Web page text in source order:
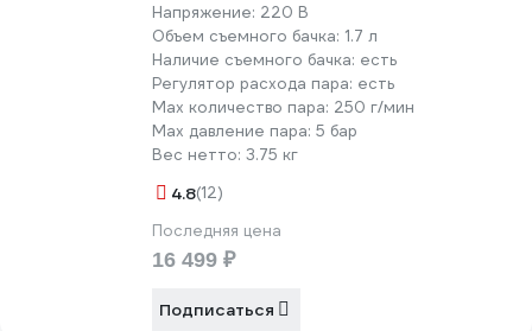
Напряжение: 220 В
Объем съемного бачка: 1.7 л
Наличие съемного бачка: есть
Регулятор расхода пара: есть
Мах количество пара: 250 г/мин
Max давление пара: 5 бар
Вес нетто: 3.75 кг
4.8(12)
Последняя цена
16 499 ₽
Подписаться